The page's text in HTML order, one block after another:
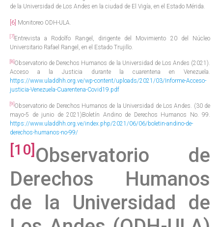
de la Universidad de Los Andes en la ciudad de El Vigía, en el Estado Mérida.
[6] Monitoreo ODH-ULA.
[7] Entrevista a Rodolfo Rangel, dirigente del Movimiento 20 del Núcleo
Universitario Rafael Rangel, en el Estado Trujillo.
[8] Observatorio de Derechos Humanos de la Universidad de Los Andes (2021).
Acceso a la Justicia durante la cuarentena en Venezuela.
https://www.uladdhh.org.ve/wp-content/uploads/2021/03/Informe-Acceso-
justicia-Venezuela-Cuarentena-Covid19.pdf
[9] Observatorio de Derechos Humanos de la Universidad de Los Andes. (30 de
mayo-5 de junio de 2021)Boletín Andino de Derechos Humanos No. 99.
https://www.uladdhh.org.ve/index.php/2021/06/06/boletin-andino-de-
derechos-humanos-no-99/
[10] Observatorio de
Derechos Humanos
de la Universidad de